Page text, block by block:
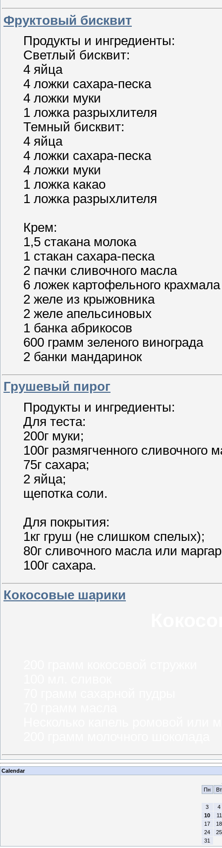
Фруктовый бисквит
Продукты и ингредиенты:
Светлый бисквит:
4 яйца
4 ложки сахара-песка
4 ложки муки
1 ложка разрыхлителя
Темный бисквит:
4 яйца
4 ложки сахара-песка
4 ложки муки
1 ложка какао
1 ложка разрыхлителя
Крем:
1,5 стакана молока
1 стакан сахара-песка
2 пачки сливочного масла
6 ложек картофельного крахмала
2 желе из крыжовника
2 желе апельсиновых
1 банка абрикосов
600 грамм зеленого винограда
2 банки мандаринок
Грушевый пирог
Продукты и ингредиенты:
Для теста:
200г муки;
100г размягченного сливочного
75г сахара;
2 яйца;
щепотка соли.
Для покрытия:
1кг груш (не слишком спелых);
80г сливочного масла или
100г сахара.
Кокосовые шарики
Calendar
Пн
Вт
3
4
10
11
17
18
24
25
31